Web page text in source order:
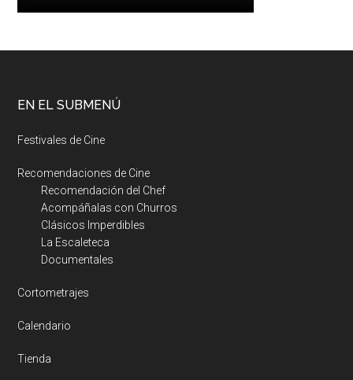
EN EL SUBMENÚ
Festivales de Cine
Recomendaciones de Cine
Recomendación del Chef
Acompáñalas con Churros
Clásicos Imperdibles
La Escaleteca
Documentales
Cortometrajes
Calendario
Tienda